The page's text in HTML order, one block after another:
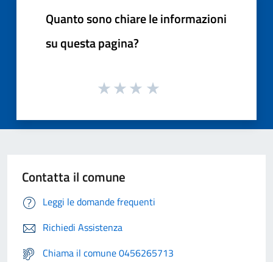
Quanto sono chiare le informazioni
su questa pagina?
Contatta il comune
Leggi le domande frequenti
Richiedi Assistenza
Chiama il comune 0456265713